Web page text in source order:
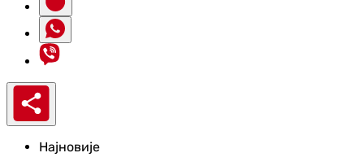
Најновије